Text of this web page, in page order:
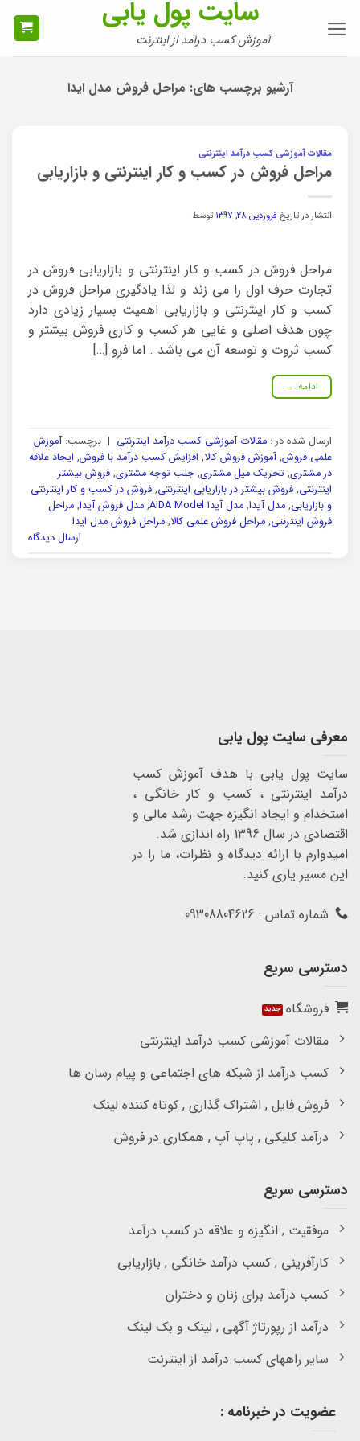
سایت پول یابی
آموزش کسب درآمد از اینترنت
آرشیو برچسب های: مراحل فروش مدل ایدا
مقالات آموزشی کسب درآمد اینترنتی
مراحل فروش در کسب و کار اینترنتی و بازاریابی
انتشار در تاریخ فروردین ۲۸, ۱۳۹۷ توسط
مراحل فروش در کسب و کار اینترنتی و بازاریابی فروش در
تجارت حرف اول را می زند و لذا یادگیری مراحل فروش در
کسب و کار اینترنتی و بازاریابی اهمیت بسیار زیادی دارد
چون هدف اصلی و غایی هر کسب و کاری فروش بیشتر و
کسب ثروت و توسعه آن می باشد . اما فرو […]
ادامه →
ارسال شده در : مقالات آموزشی کسب درآمد اینترنتی | برچسب:آموزش
علمی فروش,آموزش فروش کالا, افزایش کسب درآمد با فروش, ایجاد علاقه
در مشتری, تحریک میل مشتری, جلب توجه مشتری, فروش بیشتر
اینترنتی, فروش بیشتر در بازاریابی اینترنتی, فروش در کسب و کار اینترنتی
و بازاریابی, مدل آیدا, مدل آیدا AIDA Model , مدل فروش آیدا, مراحل
فروش اینترنتی, مراحل فروش علمی کالا, مراحل فروش مدل ایدا
ارسال دیدگاه
معرفی سایت پول یابی
سایت پول یابی با هدف آموزش کسب
درآمد اینترنتی ، کسب و کار خانگی ،
استخدام و ایجاد انگیزه جهت رشد مالی و
اقتصادی در سال 1396 راه اندازی شد.
امیدوارم با ارائه دیدگاه و نظرات، ما را در
این مسیر یاری کنید.
شماره تماس : 09308804626
دسترسی سریع
فروشگاه
مقالات آموزشی کسب درآمد اینترنتی
کسب درآمد از شبکه های اجتماعی و پیام رسان ها
فروش فایل , اشتراک گذاری , کوتاه کننده لینک
درآمد کلیکی , پاپ آپ , همکاری در فروش
دسترسی سریع
موفقیت , انگیزه و علاقه در کسب درآمد
کارآفرینی , کسب درآمد خانگی , بازاریابی
کسب درآمد برای زنان و دختران
درآمد از رپورتاژ آگهی , لینک و بک لینک
سایر راههای کسب درآمد از اینترنت
عضویت در خبرنامه :